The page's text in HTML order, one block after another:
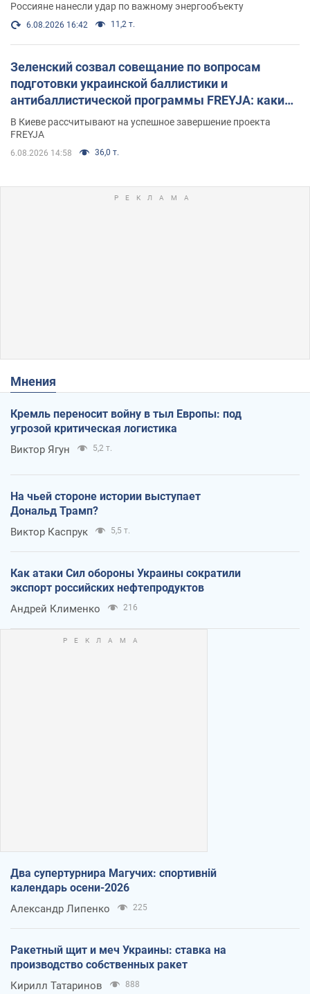
Россияне нанесли удар по важному энергообъекту
6.08.2026 16:42 11,2 т.
Зеленский созвал совещание по вопросам
подготовки украинской баллистики и
антибаллистической программы FREYJA: какие
решения готовятся
В Киеве рассчитывают на успешное завершение проекта
FREYJA
6.08.2026 14:58 36,0 т.
Мнения
Кремль переносит войну в тыл Европы: под
угрозой критическая логистика
Виктор Ягун 5,2 т.
На чьей стороне истории выступает
Дональд Трамп?
Виктор Каспрук 5,5 т.
Как атаки Сил обороны Украины сократили
экспорт российских нефтепродуктов
Андрей Клименко 216
Два супертурнира Магучих: спортивній
календарь осени-2026
Александр Липенко 225
Ракетный щит и меч Украины: ставка на
производство собственных ракет
Кирилл Татаринов 888